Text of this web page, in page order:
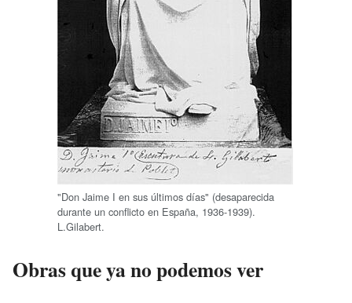
"Don Jaime I en sus últimos días" (desaparecida
durante un conflicto en España, 1936-1939).
L.Gilabert.
Obras que ya no podemos ver